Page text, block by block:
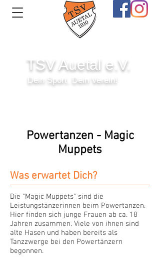
TSV Auetal e.V.
Dein Sport. Dein Verein!
Powertanzen - Magic
Muppets
Was erwartet Dich?
Die "Magic Muppets" sind die
Leistungstänzerinnen beim Powertanzen.
Hier finden sich junge Frauen ab ca. 18
Jahren zusammen. Viele von ihnen sind
alte Hasen und haben bereits als
Tanzzwerge bei den Powertänzern
begonnen.